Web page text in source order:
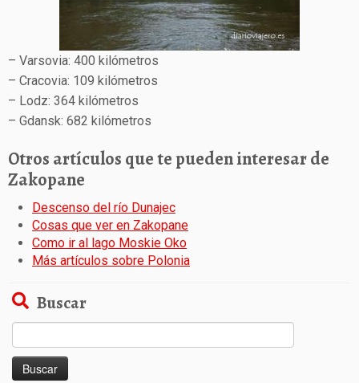
– Varsovia: 400 kilómetros
– Cracovia: 109 kilómetros
– Lodz: 364 kilómetros
– Gdansk: 682 kilómetros
Otros artículos que te pueden interesar de
Zakopane
Descenso del río Dunajec
Cosas que ver en Zakopane
Como ir al lago Moskie Oko
Más artículos sobre Polonia
Buscar